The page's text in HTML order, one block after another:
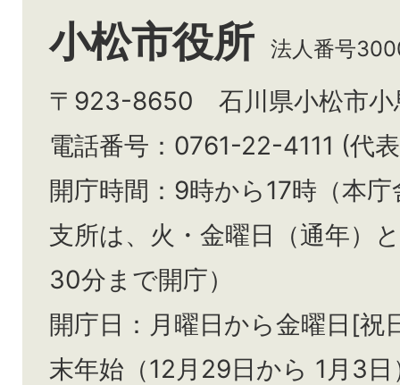
小松市役所 法人番号
〒923-8650 石川県小松市小
電話番号：0761-22-4111 (代
開庁時間：9時から17時（本
支所は、火・金曜日（通年）と
30分まで開庁）
開庁日：月曜日から金曜日[祝
末年始（12月29日から 1月3